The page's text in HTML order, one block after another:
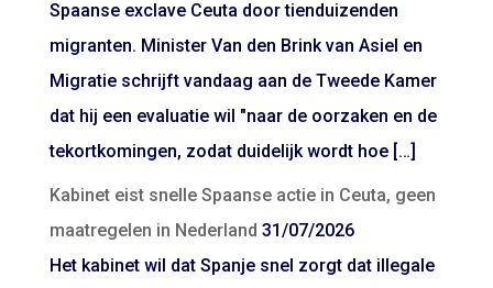
Spaanse exclave Ceuta door tienduizenden
migranten. Minister Van den Brink van Asiel en
Migratie schrijft vandaag aan de Tweede Kamer
dat hij een evaluatie wil "naar de oorzaken en de
tekortkomingen, zodat duidelijk wordt hoe […]
Kabinet eist snelle Spaanse actie in Ceuta, geen
maatregelen in Nederland 31/07/2026
Het kabinet wil dat Spanje snel zorgt dat illegale